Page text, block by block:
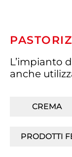
L’impianto
anche
CREMA
PRODOTTI